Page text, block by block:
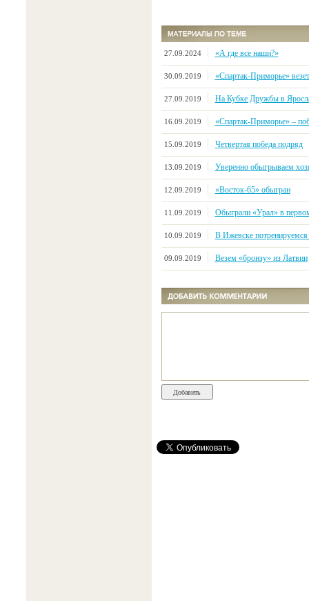
27.09.2024 «А где все наши?»
30.09.2019 «Спартак-Приморье»
27.09.2019 На Кубке Дружбы в
16.09.2019 «Спартак-Приморье» –
15.09.2019 Четвертая победа подряд
13.09.2019 Уверенно обыгрываем
12.09.2019 «Восток-65» обыгран
11.09.2019 Обыграли «Урал» в
10.09.2019 В Ижевске
09.09.2019 Везем «бронзу» из Латвии